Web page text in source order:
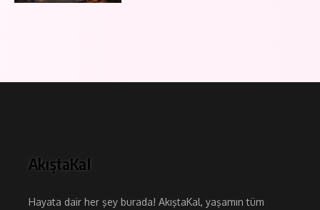
AkıştaKal
Hayata dair her şey burada! AkıştaKal, yaşamın tüm